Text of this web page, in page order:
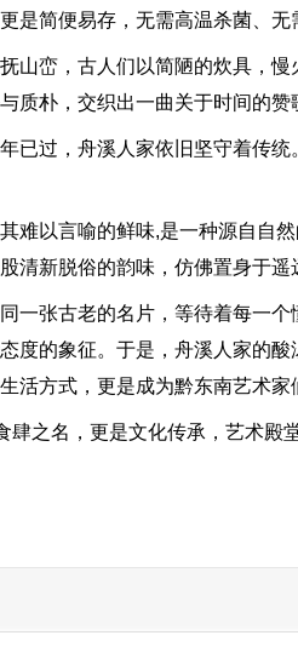
是简便易存，无需高温杀菌、
峦，古人们以简陋的炊具，慢
质朴，交织出一曲关于时间的
过，舟溪人家依旧坚守着传统
以言喻的鲜味,是一种源自自然
清新脱俗的韵味，仿佛置身于
张古老的名片，等待着每一个
度的象征。于是，舟溪人家的
活方式，更是成为黔东南艺术家
之名，更是文化传承，艺术殿